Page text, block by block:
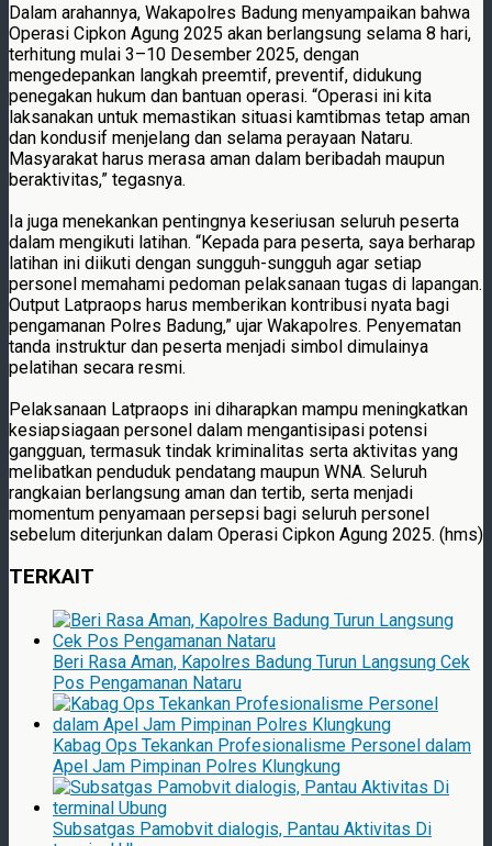
Dalam arahannya, Wakapolres Badung menyampaikan bahwa
Operasi Cipkon Agung 2025 akan berlangsung selama 8 hari,
terhitung mulai 3–10 Desember 2025, dengan
mengedepankan langkah preemtif, preventif, didukung
penegakan hukum dan bantuan operasi. “Operasi ini kita
laksanakan untuk memastikan situasi kamtibmas tetap aman
dan kondusif menjelang dan selama perayaan Nataru.
Masyarakat harus merasa aman dalam beribadah maupun
beraktivitas,” tegasnya.
Ia juga menekankan pentingnya keseriusan seluruh peserta
dalam mengikuti latihan. “Kepada para peserta, saya berharap
latihan ini diikuti dengan sungguh-sungguh agar setiap
personel memahami pedoman pelaksanaan tugas di lapangan.
Output Latpraops harus memberikan kontribusi nyata bagi
pengamanan Polres Badung,” ujar Wakapolres. Penyematan
tanda instruktur dan peserta menjadi simbol dimulainya
pelatihan secara resmi.
Pelaksanaan Latpraops ini diharapkan mampu meningkatkan
kesiapsiagaan personel dalam mengantisipasi potensi
gangguan, termasuk tindak kriminalitas serta aktivitas yang
melibatkan penduduk pendatang maupun WNA. Seluruh
rangkaian berlangsung aman dan tertib, serta menjadi
momentum penyamaan persepsi bagi seluruh personel
sebelum diterjunkan dalam Operasi Cipkon Agung 2025. (hms)
TERKAIT
Beri Rasa Aman, Kapolres Badung Turun Langsung Cek
Pos Pengamanan Nataru
Kabag Ops Tekankan Profesionalisme Personel dalam
Apel Jam Pimpinan Polres Klungkung
Subsatgas Pamobvit dialogis, Pantau Aktivitas Di